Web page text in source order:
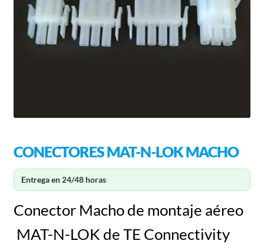
CONECTORES MAT-N-LOK MACHO
Entrega en 24/48 horas
Conector Macho de montaje aéreo
MAT-N-LOK de TE Connectivity